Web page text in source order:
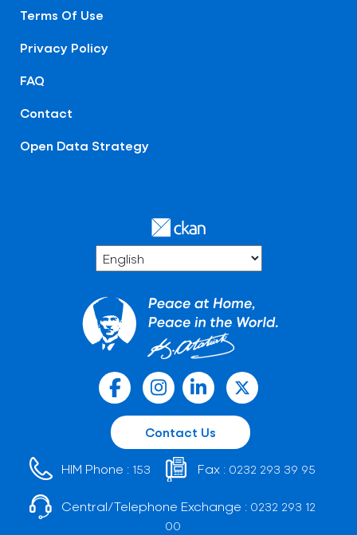
Terms Of Use
Privacy Policy
FAQ
Contact
Open Data Strategy
Contact Us
HIM Phone : 153 Fax : 0232 293 39 95
Central/Telephone Exchange : 0232 293 12
00